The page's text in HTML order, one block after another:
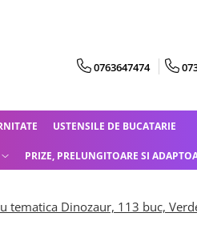
0763647474
USTENSILE DE BUCATARIE
PRIZE, PRELUNGITOARE SI
tematica Dinozaur, 113 buc,